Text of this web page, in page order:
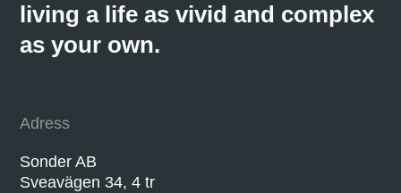
living a life as vivid and complex
as your own.
Adress
Sonder AB
Sveavägen 34, 4 tr